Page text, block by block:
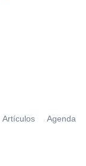
Artículos Agenda